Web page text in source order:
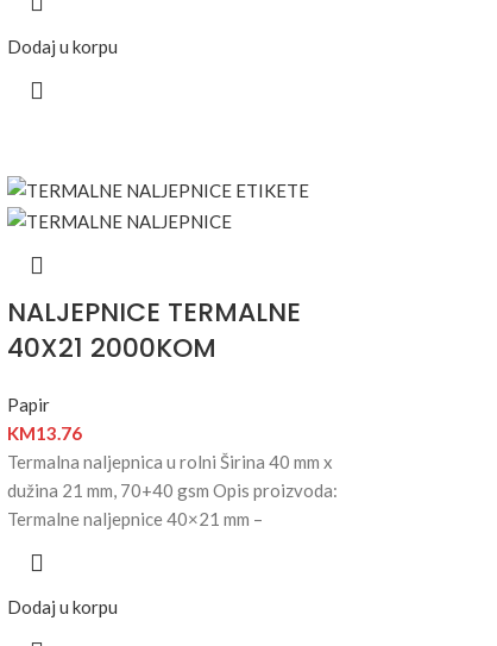
Dodaj u korpu
NALJEPNICE TERMALNE
40X21 2000KOM
Papir
KM13.76
Termalna naljepnica u rolni Širina 40 mm x
dužina 21 mm, 70+40 gsm Opis proizvoda:
Termalne naljepnice 40×21 mm –
Dodaj u korpu